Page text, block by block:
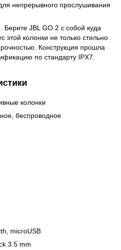
непрерывного прослушивания
Берите JBL GO 2 с собой куда
этой колонки не только стильно
Конструкция прошла
по стандарту IPX7.
колонки
беспроводное
microUSB
3.5 mm